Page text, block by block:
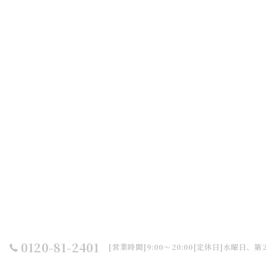
0120-81-2401 [営業時間]9:00～20:00[定休日]水曜日、第